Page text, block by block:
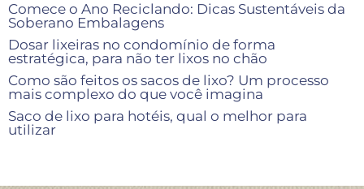
Comece o Ano Reciclando: Dicas Sustentáveis da
Soberano Embalagens
Dosar lixeiras no condomínio de forma
estratégica, para não ter lixos no chão
Como são feitos os sacos de lixo? Um processo
mais complexo do que você imagina
Saco de lixo para hotéis, qual o melhor para
utilizar